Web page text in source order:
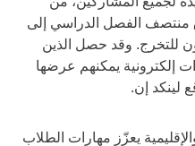
منتصف الفصل الدراسي إلى
للتخرج. وقد حصل الذين
إلكترونية يمكنهم عرضها
لينكد إن.
يعزّز مهارات الطلاب